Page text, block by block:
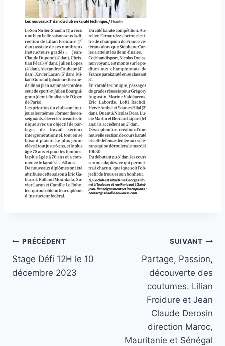
Navigation
de
PRÉCÉDENT
Stage Défi 12H le 10
décembre 2023
SUIVANT
Partage, Passion,
découverte des
coutumes. Lilian
Froidure et Jean
Claude Derosin
direction Maroc,
Mauritanie et Sénégal